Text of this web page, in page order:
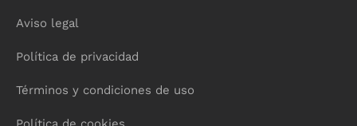
Aviso legal
Política de privacidad
Términos y condiciones de uso